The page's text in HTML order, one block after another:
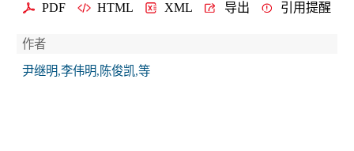
PDF HTML XML 导出 引用提醒
作者
尹继明,李伟明,陈俊凯,等